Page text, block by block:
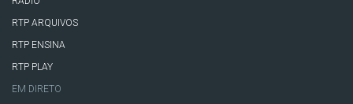
RTP ARQUIVOS
RTP ENSINA
RTP PLAY
EM DIRETO